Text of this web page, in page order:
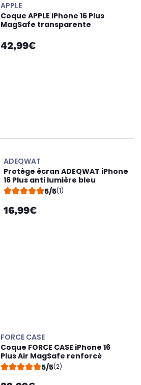
APPLE
Coque APPLE iPhone 16 Plus
MagSafe transparente
42,99€
ADEQWAT
Protège écran ADEQWAT iPhone
16 Plus anti lumière bleu
5/5(1)
16,99€
FORCE CASE
Coque FORCE CASE iPhone 16
Plus Air MagSafe renforcé
5/5(2)